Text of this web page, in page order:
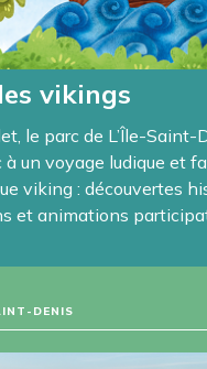
vikings
le parc de L’Île-Saint-
un voyage ludique et
viking : découvertes
et animations
DENIS